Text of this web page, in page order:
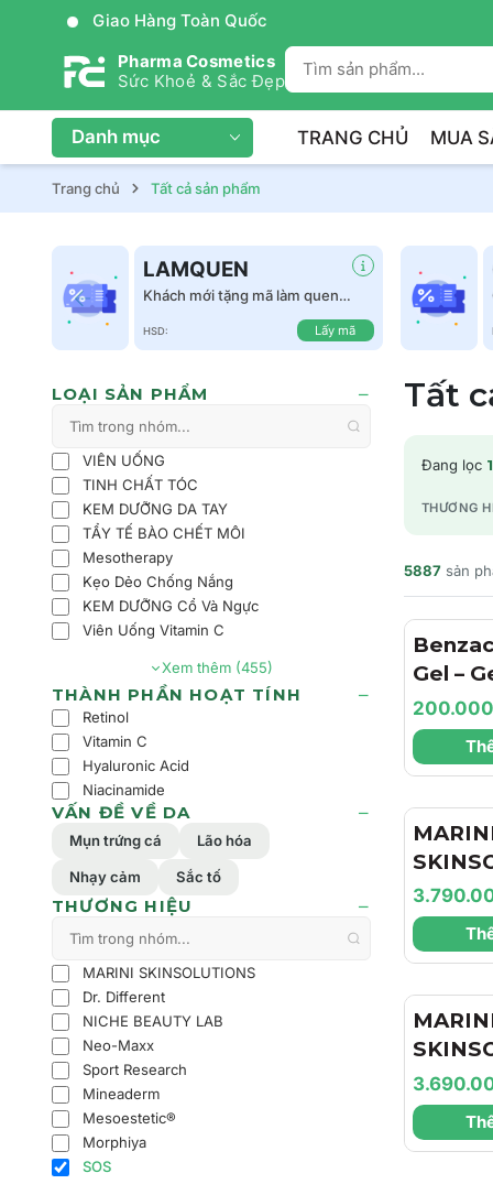
Giao Hàng Toàn Quốc
Pharma Cosmetics
Sức Khoẻ & Sắc Đẹp
Danh mục TRANG CHỦ MUA
Trang chủ Tất cả sản phẩm
LAMQUEN
Khách mới tặng mã làm quen
HSD: Lấy mã
LOẠI SẢN PHẨM
VIÊN UỐNG
TINH CHẤT TÓC
KEM DƯỠNG DA TAY
TẨY TẾ BÀO CHẾT MÔI
Mesotherapy
Kẹo Dẻo Chống Nắng
KEM DƯỠNG Cổ Và Ngực
Viên Uống Vitamin C
Xem thêm (455)
THÀNH PHẦN HOẠT TÍNH
Retinol
Vitamin C
Hyaluronic Acid
Niacinamide
VẤN ĐỀ VỀ DA
Mụn trứng cá Lão hóa
Nhạy cảm Sắc tố
THƯƠNG HIỆU
MARINI SKINSOLUTIONS
Dr. Different
NICHE BEAUTY LAB
Neo-Maxx
Sport Research
Mineaderm
Mesoestetic®
Morphiya
SOS
Tất
Đang lọc 1
THƯƠNG
5887 sản
Gel –
Trợ
Dịu
Dầu
Cream
Dưỡng
Căng
Marini
Face
Chất